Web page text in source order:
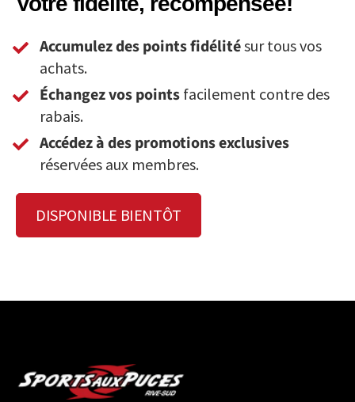
Accumulez des points fidélitésur tous vos
achats.
Échangez vos points facilement contre des
rabais.
Accédez à des promotions exclusives
réservées aux membres.
DISPONIBLE BIENTÔT